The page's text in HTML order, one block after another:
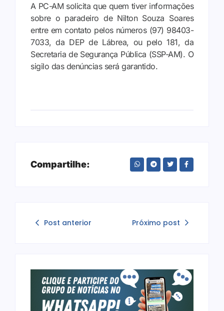
A PC-AM solicita que quem tiver informações
sobre o paradeiro de Nilton Souza Soares
entre em contato pelos números (97) 98403-
7033, da DEP de Lábrea, ou pelo 181, da
Secretaria de Segurança Pública (SSP-AM). O
sigilo das denúncias será garantido.
Compartilhe:
Post anterior Próximo post